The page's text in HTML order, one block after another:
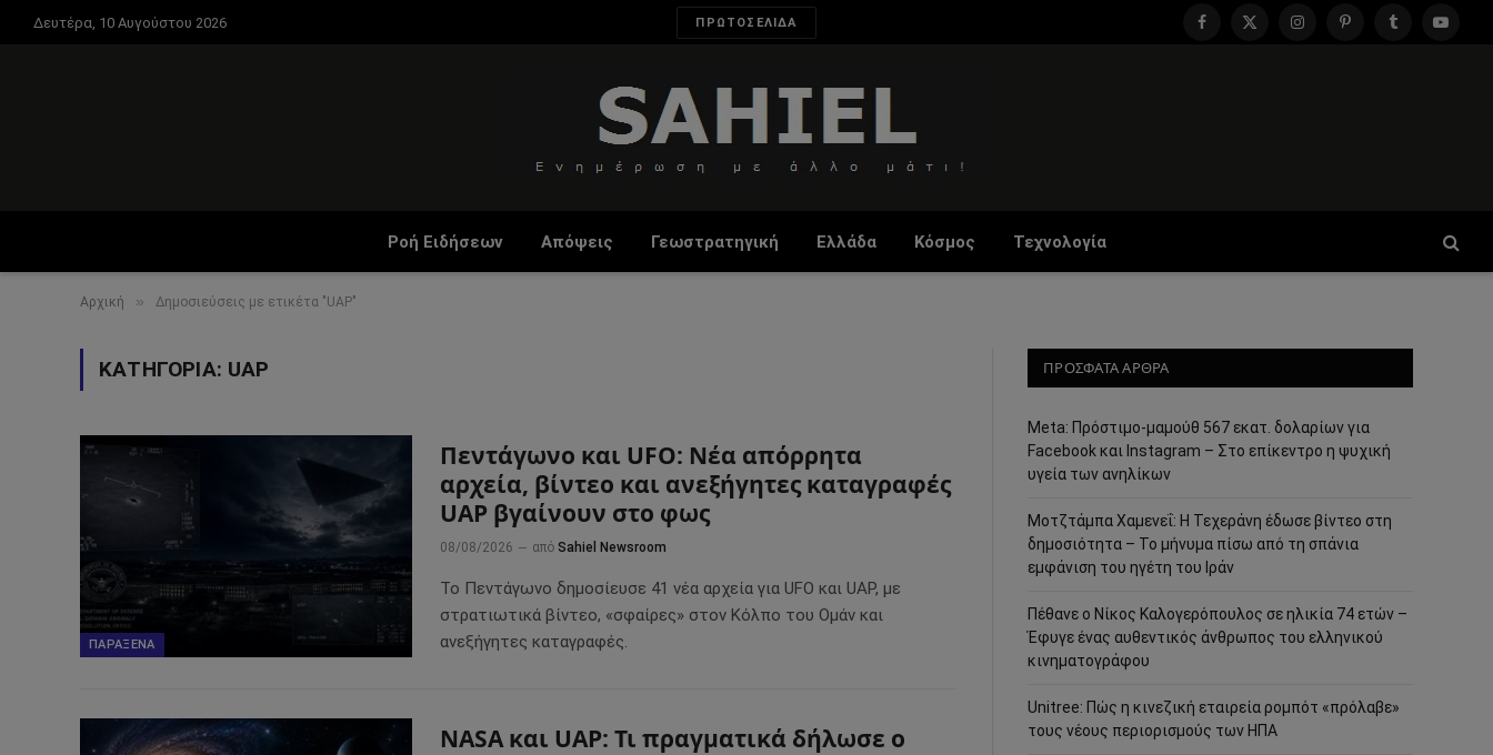
Δευτέρα, 10 Αυγούστου 2026 ΠΡΩΤΟΣΕΛΙΔΑ
Facebook
X
InstagramPinterestTumblr
Ροή Ειδήσεων Απόψεις Γεωστρατηγική Ελλάδα Κόσμος Τεχνολογία
Αρχική » Δημοσιεύσεις με ετικέτα "UAP"
ΚΑΤΗΓΟΡΊΑ: UAP
ΠΑΡΆΞΕΝΑ
Πεντάγωνο και UFO: Νέα απόρρητα
αρχεία, βίντεο και ανεξήγητες καταγραφές
UAP βγαίνουν στο φως
08/08/2026 από Sahiel Newsroom
Το Πεντάγωνο δημοσίευσε 41 νέα αρχεία για UFO και UAP, με
στρατιωτικά βίντεο, «σφαίρες» στον Κόλπο του Ομάν και
ανεξήγητες καταγραφές.
NASA και UAP: Τι πραγματικά δήλωσε ο
ΠΡΟΣΦΑΤΑ ΑΡΘΡΑ
Meta: Πρόστιμο-μαμούθ 567 εκατ. δολαρίων για
Facebook και Instagram – Στο επίκεντρο η ψυχική
υγεία των ανηλίκων
Μοτζτάμπα Χαμενεΐ: Η Τεχεράνη έδωσε βίντεο στη
δημοσιότητα – Το μήνυμα πίσω από τη σπάνια
εμφάνιση του ηγέτη του Ιράν
Πέθανε ο Νίκος Καλογερόπουλος σε ηλικία 74 ετών –
Έφυγε ένας αυθεντικός άνθρωπος του ελληνικού
κινηματογράφου
Unitree: Πώς η κινεζική εταιρεία ρομπότ «πρόλαβε»
τους νέους περιορισμούς των ΗΠΑ